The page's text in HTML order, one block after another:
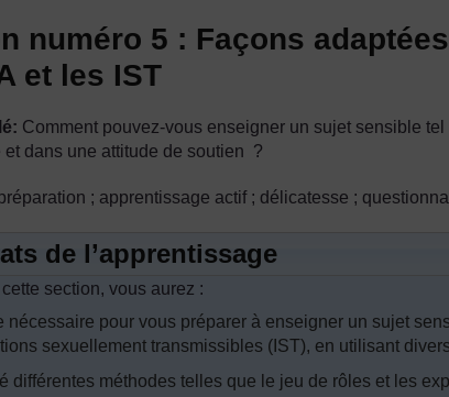
numéro 5 : Façons
et les IST
Comment pouvez-vous enseigner un sujet sensible
et dans une attitude de soutien ?
; apprentissage actif ; délicatesse ;
de l’apprentissage
section, vous aurez :
nécessaire pour vous préparer à enseigner un sujet
sexuellement transmissibles (IST), en utilisant
différentes méthodes telles que le jeu de rôles et les